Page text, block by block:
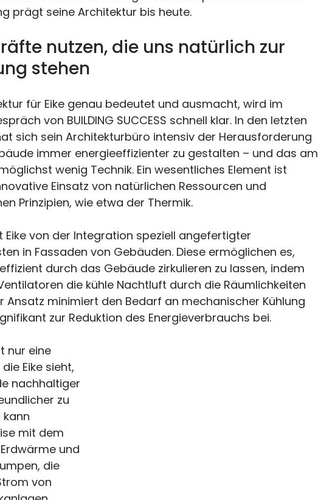
prägt seine Architektur bis heute.
nutzen, die uns natürlich zur
stehen
für Eike genau bedeutet und ausmacht, wird im
von BUILDING SUCCESS schnell klar. In den letzten
sich sein Architekturbüro intensiv der Herausforderung
immer energieeffizienter zu gestalten – und das am
wenig Technik. Ein wesentliches Element ist
Einsatz von natürlichen Ressourcen und
Prinzipien, wie etwa der Thermik.
Eike von der Integration speziell angefertigter
in Fassaden von Gebäuden. Diese ermöglichen es,
durch das Gebäude zirkulieren zu lassen, indem
die kühle Nachtluft durch die Räumlichkeiten
Ansatz minimiert den Bedarf an mechanischer Kühlung
zur Reduktion des Energieverbrauchs bei.
nur eine
Eike sieht,
nachhaltiger
zu
kann
mit dem
und
die
von